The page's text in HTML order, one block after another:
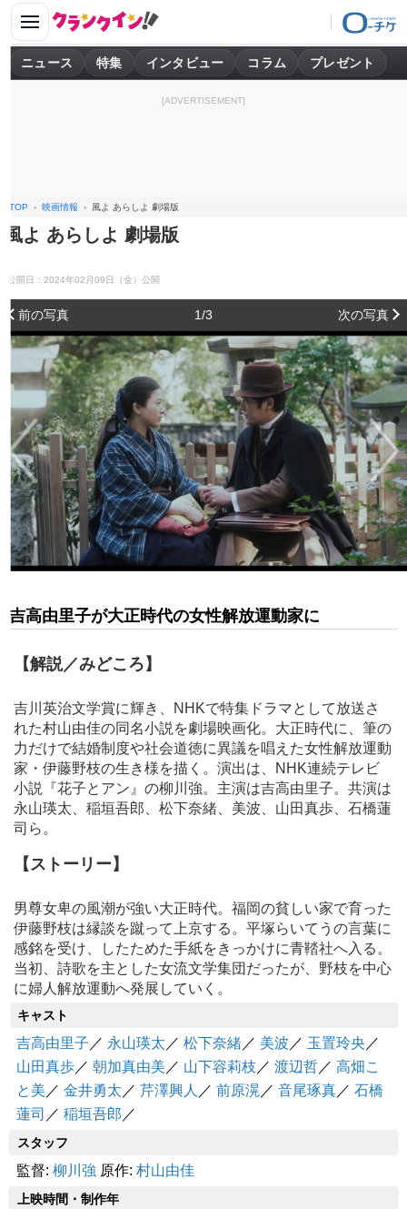
ニュース 特集 インタビュー コラム プレゼント
[ADVERTISEMENT]
TOP 映画情報 風よ あらしよ 劇場版
風よ あらしよ 劇場版
公開日：2024年02月09日（金）公開
前の写真 1/3 次の写真
吉高由里子が大正時代の女性解放運動家に
【解説／みどころ】
吉川英治文学賞に輝き、NHKで特集ドラマとして放送さ
れた村山由佳の同名小説を劇場映画化。大正時代に、筆の
力だけで結婚制度や社会道徳に異議を唱えた女性解放運動
家・伊藤野枝の生き様を描く。演出は、NHK連続テレビ
小説『花子とアン』の柳川強。主演は吉高由里子。共演は
永山瑛太、稲垣吾郎、松下奈緒、美波、山田真歩、石橋蓮
司ら。
【ストーリー】
男尊女卑の風潮が強い大正時代。福岡の貧しい家で育った
伊藤野枝は縁談を蹴って上京する。平塚らいてうの言葉に
感銘を受け、したためた手紙をきっかけに青鞜社へ入る。
当初、詩歌を主とした女流文学集団だったが、野枝を中心
に婦人解放運動へ発展していく。
キャスト
吉高由里子 ／ 永山瑛太 ／松下奈緒／ 美波 ／ 玉置玲央 ／
山田真歩／朝加真由美 ／ 山下容莉枝 ／渡辺哲／高畑こ
と美 ／金井勇太 ／芹澤興人 ／前原滉／音尾琢真／石橋
蓮司 ／稲垣吾郎 ／
スタッフ
監督:柳川強 原作:村山由佳
上映時間・制作年